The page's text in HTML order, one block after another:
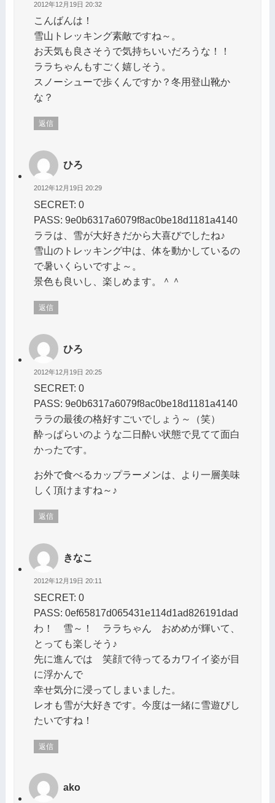
2012年12月19日 20:32
こんばんは！
雪山トレッキング素敵ですね～。
お天気も良さそうで気持ちいいだろうな！！
ララちゃんもすごく嬉しそう。
スノーシューで歩くんですか？冬用登山靴か
な？
返信
ひろ
2012年12月19日 20:29
SECRET: 0
PASS: 9e0b6317a6079f8ac0be18d1181a4140
ララは、雪が大好きだから大喜びでしたね♪
雪山のトレッキング中は、体を動かしているの
で暑いくらいですよ～。
景色も良いし、楽しめます。＾＾
返信
ひろ
2012年12月19日 20:25
SECRET: 0
PASS: 9e0b6317a6079f8ac0be18d1181a4140
ララの最後の格好すごいでしょう～（笑）
酔っぱらいのような二日酔い状態で見てて面白
かったです。
お外で食べるカップラーメンは、より一層美味
しく頂けますね～♪
返信
きなこ
2012年12月19日 20:11
SECRET: 0
PASS: 0ef65817d065431e114d1ad826191dad
わ！ 雪～！ ララちゃん おめめが輝いて、
とっても楽しそう♪
先に進んでは 笑顔で待ってるカワイイ姿が目
に浮かんで
幸せ気分に浸ってしまいました。
レオも雪が大好きです。今度は一緒に雪遊びし
たいですね！
返信
ako